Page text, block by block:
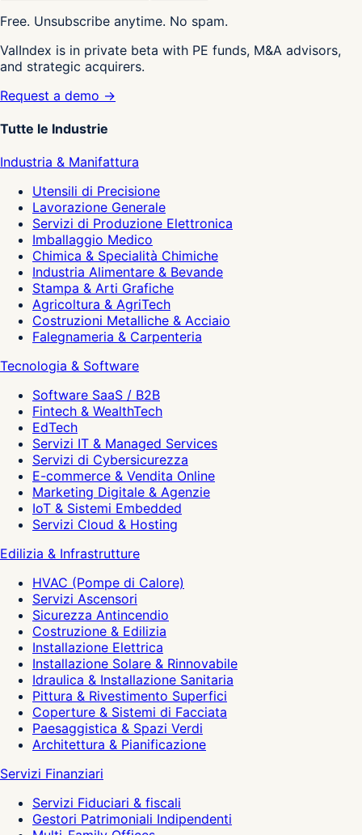
Free. Unsubscribe anytime. No spam.
ValIndex is in private beta with PE funds, M&A advisors,
and strategic acquirers.
Request a demo →
Tutte le Industrie
Industria & Manifattura
Utensili di Precisione
Lavorazione Generale
Servizi di Produzione Elettronica
Imballaggio Medico
Chimica & Specialità Chimiche
Industria Alimentare & Bevande
Stampa & Arti Grafiche
Agricoltura & AgriTech
Costruzioni Metalliche & Acciaio
Falegnameria & Carpenteria
Tecnologia & Software
Software SaaS / B2B
Fintech & WealthTech
EdTech
Servizi IT & Managed Services
Servizi di Cybersicurezza
E-commerce & Vendita Online
Marketing Digitale & Agenzie
IoT & Sistemi Embedded
Servizi Cloud & Hosting
Edilizia & Infrastrutture
HVAC (Pompe di Calore)
Servizi Ascensori
Sicurezza Antincendio
Costruzione & Edilizia
Installazione Elettrica
Installazione Solare & Rinnovabile
Idraulica & Installazione Sanitaria
Pittura & Rivestimento Superfici
Coperture & Sistemi di Facciata
Paesaggistica & Spazi Verdi
Architettura & Pianificazione
Servizi Finanziari
Servizi Fiduciari & fiscali
Gestori Patrimoniali Indipendenti